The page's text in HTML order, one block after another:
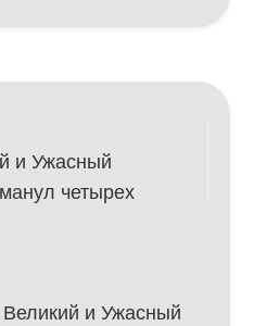
и Ужасный
четырех
Великий и Ужасный